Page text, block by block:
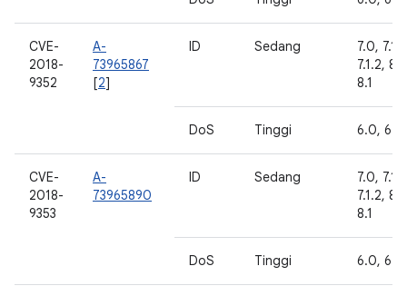
CVE-
2018-
9352
A-
73965867
[2]
ID Sedang
7.0, 7.1.1,
7.1.2,
8.1
DoS Tinggi 6.0,
CVE-
2018-
9353
A-
73965890
ID Sedang
7.0, 7.1.1,
7.1.2,
8.1
DoS Tinggi 6.0,